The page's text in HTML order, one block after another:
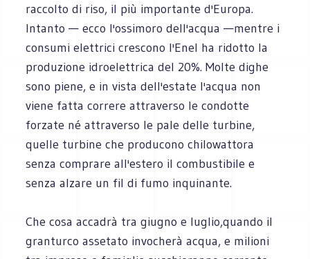
raccolto di riso, il più importante d'Europa.
Intanto — ecco l'ossimoro dell'acqua —mentre i
consumi elettrici crescono l'Enel ha ridotto la
produzione idroelettrica del 20%. Molte dighe
sono piene, e in vista dell'estate l'acqua non
viene fatta correre attraverso le condotte
forzate né attraverso le pale delle turbine,
quelle turbine che producono chilowattora
senza comprare all'estero il combustibile e
senza alzare un fil di fumo inquinante.
Che cosa accadrà tra giugno e luglio,quando il
granturco assetato invocherà acqua, e milioni